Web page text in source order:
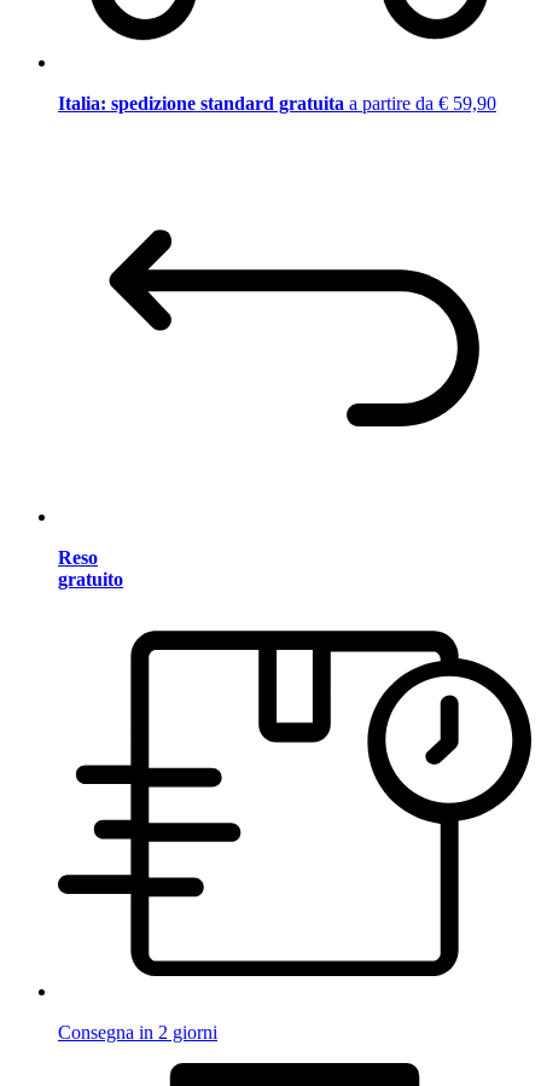
Italia: spedizione standard gratuita a partire da € 59,90
Reso
gratuito
Consegna in 2 giorni